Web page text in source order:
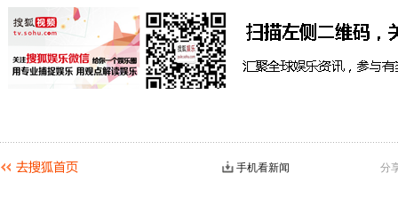
分
手机看新闻